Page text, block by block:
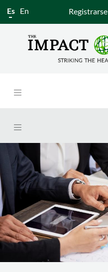
Es En Registrarse